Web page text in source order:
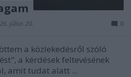
július 20. 0
a közlekedésről szóló
a kérdések feltevésének
amit tudat alatt ...